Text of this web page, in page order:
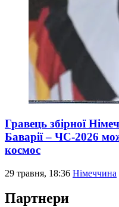
Гравець збірної
Баварії – ЧС-2026
космос
29 травня, 18:36 Німеччина
Партнери